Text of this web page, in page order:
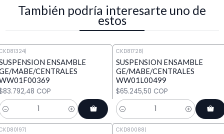
También podría interesarte uno de
estos
|
ENSAMBLE
MABE/CENTRALES
COP
CKD81728|
SUSPENSION ENSAMBLE
GE/MABE/CENTRALES
WW01L00499
$65.245,50 COP
Cantidad
| CKD80088|